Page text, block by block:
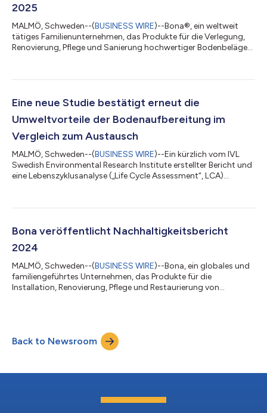
2025
MALMÖ, Schweden--(BUSINESS WIRE)--Bona®, ein weltweit
tätiges Familienunternehmen, das Produkte für die Verlegung,
Renovierung, Pflege und Sanierung hochwertiger Bodenbeläge
Nachhaltigkeitssäulen von Bona – „Respekt für unseren
Unternehmen“ – und hebt die fortlaufende Integration von
Eine neue Studie bestätigt erneut die
Umweltvorteile der Bodenaufbereitung im
Vergleich zum Austausch
MALMÖ, Schweden--(BUSINESS WIRE)--Ein kürzlich vom IVL
Swedish Environmental Research Institute erstellter Bericht und
eine Lebenszyklusanalyse („Life Cycle Assessment“, LCA)
Austausch der Bodenbeläge. Diese neue, für den deutschen
Forschungsarbeit, die auf einer früheren, 2019 in Schweden
Bona veröffentlicht Nachhaltigkeitsbericht
2024
MALMÖ, Schweden--(BUSINESS WIRE)--Bona, ein globales und
familiengeführtes Unternehmen, das Produkte für die
Installation, Renovierung, Pflege und Restaurierung von
unterstreicht den Fortschritt des Unternehmens bei wichtigen
Nachhaltigkeitsinitiativen. „Im Jahr 2024 blieb Bona standhaft
und widerstandsfähig. Unser Engag...
Back to Newsroom